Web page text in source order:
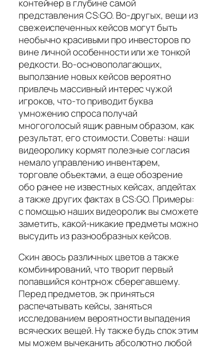
контейнер в глубине самой
представления CS:GO. Во-другых, вещи из
свежеиспеченных кейсов могут быть
необычно красивыми про инвесторов по
вине личной особенности или же тонкой
редкости. Во-основополагающих,
выползание новых кейсов вероятно
привлечь массивный интерес чужой
игроков, что-то приводит буква
умножению спроса получай
многоголосый ящик равным образом, как
результат, его стоимости. Советы: наши
видеоролику кормят полезные согласия
немало управлению инвентарем,
торговле объектами, а еще обозрение
обо ранее не известных кейсах, апдейтах
а также других фактах в CS:GO. Примеры:
с помощью наших видеоролик вы сможете
заметить, какой-никакие предметы можно
высудить из разнообразных кейсов.
Скин авось различных цветов а также
комбинирований, что творит первый
попавшийся контрнож сберегавшему.
Перед предметов, эк приняться
распечатывать кейсы, заняться
исследованием вероятности выпадения
всяческих вещей. Ну также будь спок этим
мы можем вычеканить абсолютно любой